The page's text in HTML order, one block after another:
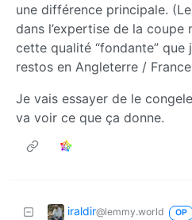
une différence principale.
dans l’expertise de la coupe
cette qualité “fondante” que
restos en Angleterre /
Je vais essayer de le
va voir ce que ça donne.
iraldir@lemmy.world OP